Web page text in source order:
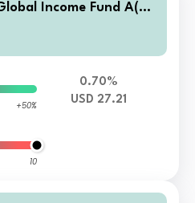
Income Fund A(ac
+50%
10
0.70%
USD 27.21